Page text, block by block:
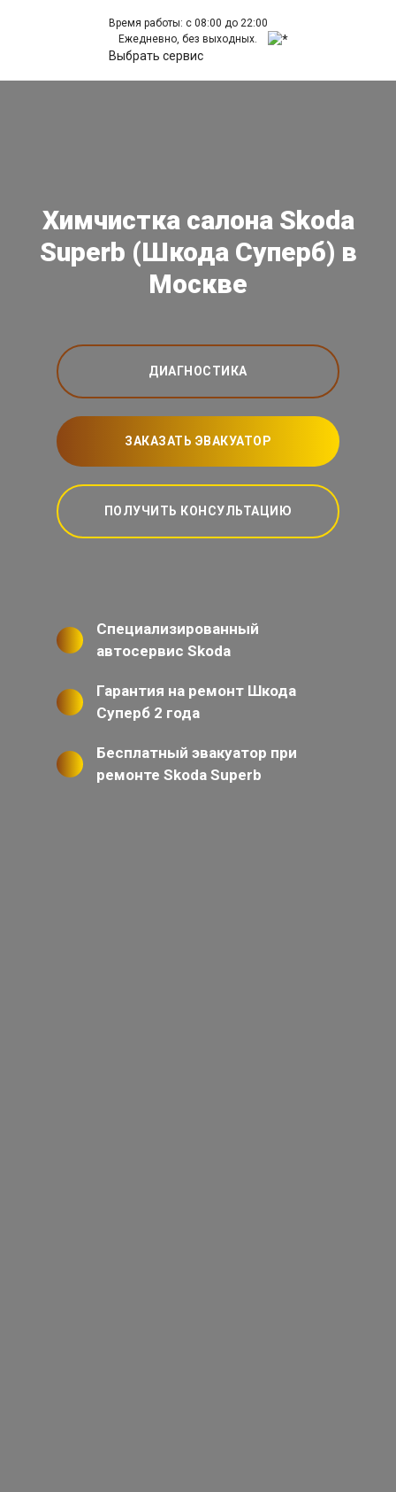
Время работы: с 08:00 до 22:00
Ежедневно, без выходных.
Выбрать сервис
Химчистка салона Skoda
Superb (Шкода Суперб) в
Москве
ДИАГНОСТИКА
ЗАКАЗАТЬ ЭВАКУАТОР
ПОЛУЧИТЬ КОНСУЛЬТАЦИЮ
Специализированный
автосервис Skoda
Гарантия на ремонт Шкода
Суперб 2 года
Бесплатный эвакуатор при
ремонте Skoda Superb